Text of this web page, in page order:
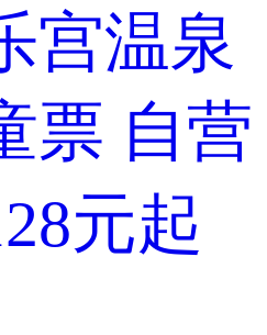
宫温泉
票 自营
元起